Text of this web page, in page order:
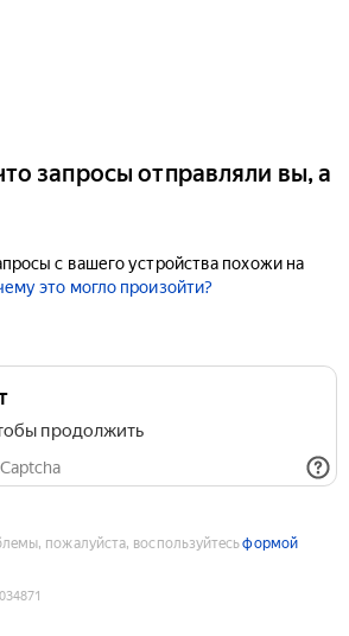
запросы отправляли вы, а
с вашего устройства похожи на
это могло произойти?
продолжить
пожалуйста, воспользуйтесьформой